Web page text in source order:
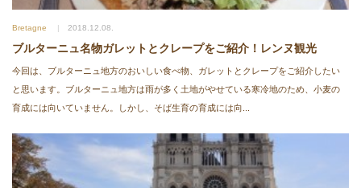
Bretagne 2018.12.08.
ブルターニュ名物ガレットとクレープをご紹介！レンヌ観光
今回は、ブルターニュ地方のおいしい食べ物、ガレットとクレープをご紹介したい
と思います。ブルターニュ地方は雨が多く土地がやせている寒冷地のため、小麦の
育成には向いていません。しかし、そば生育の育成には向...